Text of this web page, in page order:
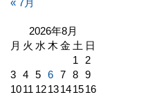
« 7月
2026年8月
月 火 水 木 金 土 日
1
2
3
4 5 6 7 8
9
1011 1213141516